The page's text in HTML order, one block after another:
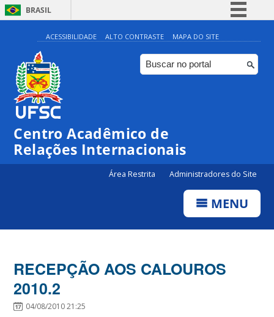
BRASIL
Simplifique!
Comunica BR
Participe
ACESSIBILIDADE ALTO CONTRASTE MAPA DO SITE
Centro Acadêmico de
Relações Internacionais
Área Restrita Administradores do Site
MENU
RECEPÇÃO AOS CALOUROS
2010.2
04/08/2010 21:25